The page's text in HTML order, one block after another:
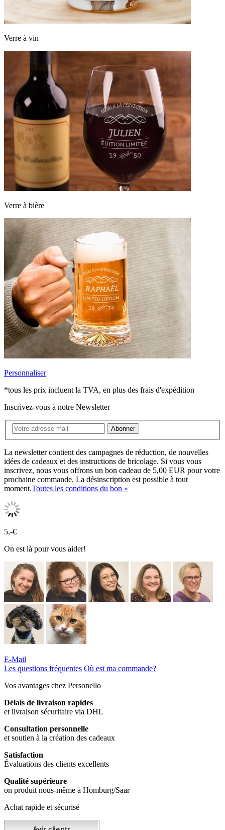
Verre à vin
Verre à bière
Personnaliser
*tous les prix incluent la TVA, en plus des frais d'expédition
Inscrivez-vous à notre Newsletter
Abonner
La newsletter contient des campagnes de réduction, de nouvelles
idées de cadeaux et des instructions de bricolage. Si vous vous
inscrivez, nous vous offrons un bon cadeau de 5,00 EUR pour votre
prochaine commande. La désinscription est possible à tout
moment.Toutes les conditions du bon »
5,-€
On est là pour vous aider!
E-Mail
Les questions fréquentes Où est ma commande?
Vos avantages chez Personello
Délais de livraison rapides
et livraison sécuritaire via DHL
Consultation personnelle
et soutien à la création des cadeaux
Satisfaction
Évaluations des clients excellents
Qualité supérieure
on produit nous-même à Homburg/Saar
Achat rapide et sécurisé